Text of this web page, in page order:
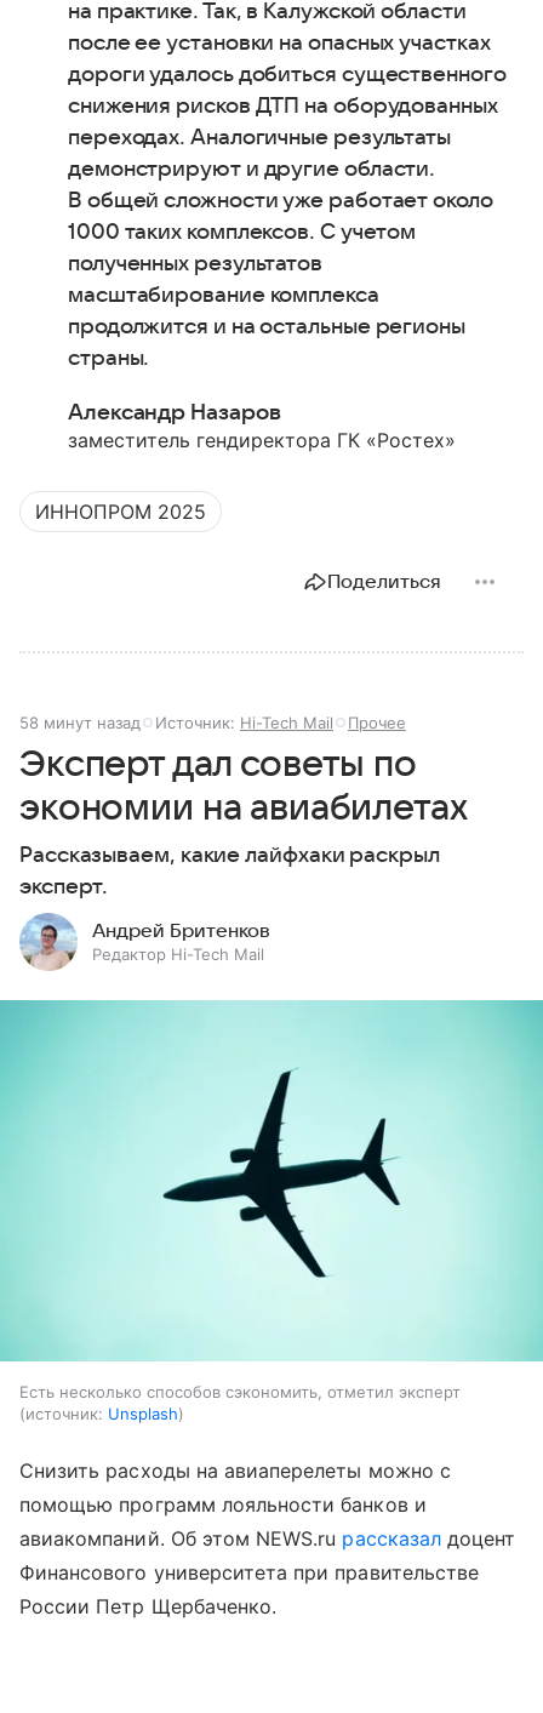
на практике. Так, в Калужской области
после ее установки на опасных участках
дороги удалось добиться существенного
снижения рисков ДТП на оборудованных
переходах. Аналогичные результаты
демонстрируют и другие области.
В общей сложности уже работает около
1000 таких комплексов. С учетом
полученных результатов
масштабирование комплекса
продолжится и на остальные регионы
страны.
Александр Назаров
заместитель гендиректора ГК «Ростех»
ИННОПРОМ 2025
Поделиться
58 минут назад Источник: Hi-Tech Mail Прочее
Эксперт дал советы по
экономии на авиабилетах
Рассказываем, какие лайфхаки раскрыл
эксперт.
Андрей Бритенков
Редактор Hi-Tech Mail
Есть несколько способов сэкономить, отметил эксперт
источник: Unsplash
Снизить расходы на авиаперелеты можно с
помощью программ лояльности банков и
авиакомпаний. Об этом NEWS.ru рассказалдоцент
Финансового университета при правительстве
России Петр Щербаченко.